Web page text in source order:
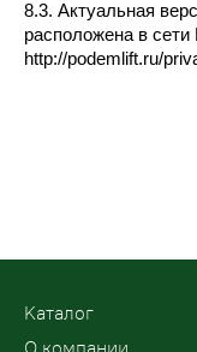
8.3. Актуальная
расположена в
http://podemlift.ru/
Kаталог